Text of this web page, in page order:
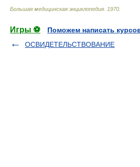
Большая медицинская энциклопедия. 1970.
Игры ⚽
Поможем написать
ОСВИДЕТЕЛЬСТВОВАНИЕ